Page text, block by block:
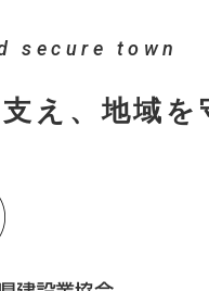
secure town
え、地域を